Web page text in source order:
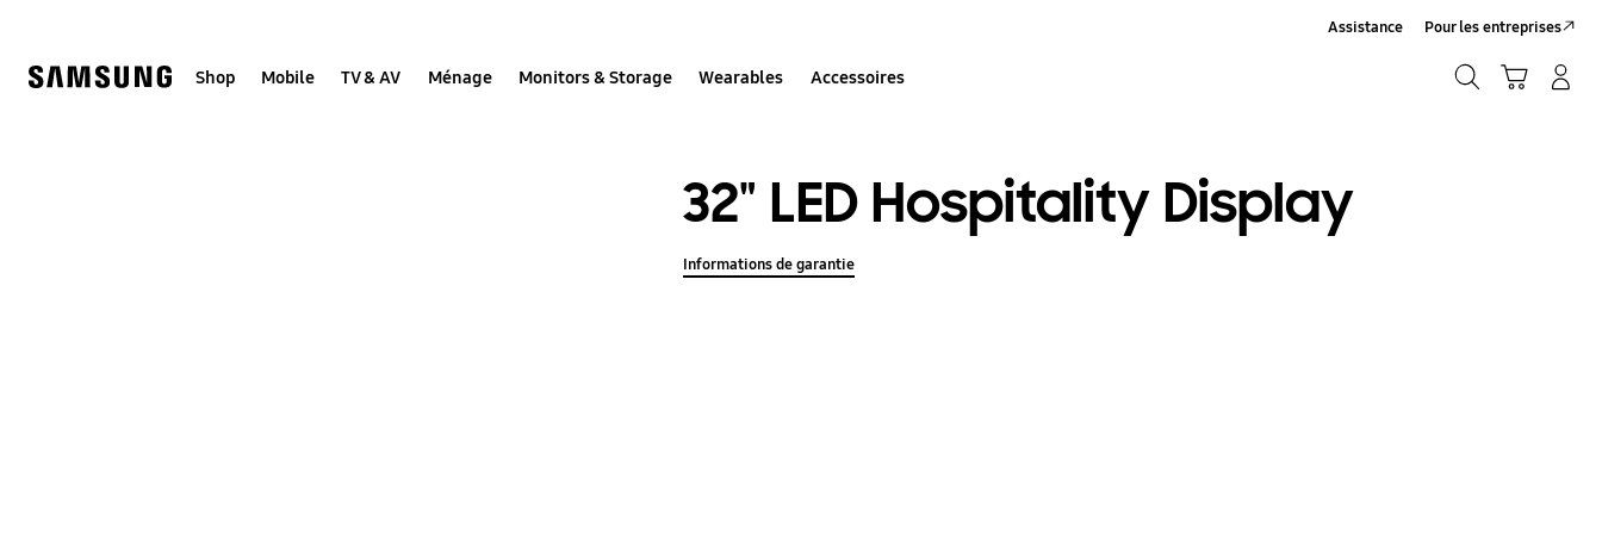
Shop Mobile TV & AV Ménage Monitors & Storage Wearables Accessoires
Assistance Pour les entreprises
32" LED Hospitality Display
Informations de garantie